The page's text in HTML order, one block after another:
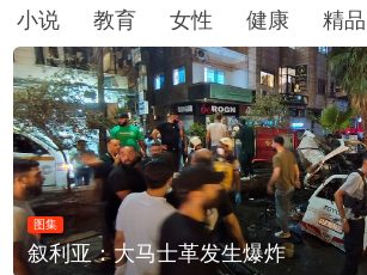
小说
教育 女性 健康 精品
图集
叙利亚：大马士革发生爆炸